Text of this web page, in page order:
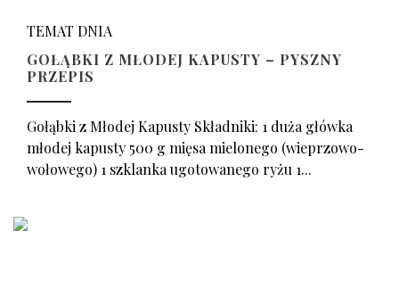
TEMAT DNIA
GOŁĄBKI Z MŁODEJ KAPUSTY – PYSZNY
PRZEPIS
Gołąbki z Młodej Kapusty Składniki: 1 duża główka
młodej kapusty 500 g mięsa mielonego (wieprzowo-
wołowego) 1 szklanka ugotowanego ryżu 1...